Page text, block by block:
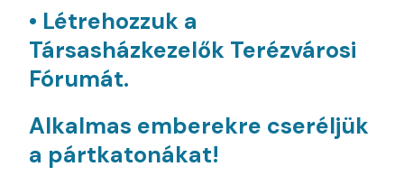
• Létrehozzuk a
Társasházkezelők Terézvárosi
Fórumát.
Alkalmas emberekre cseréljük
a pártkatonákat!